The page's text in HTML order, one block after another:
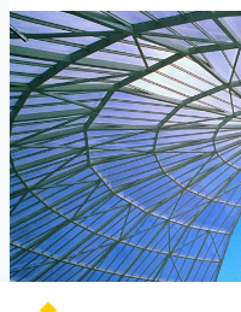
que
combinan
diseño,
resistencia
y
sostenibilidad